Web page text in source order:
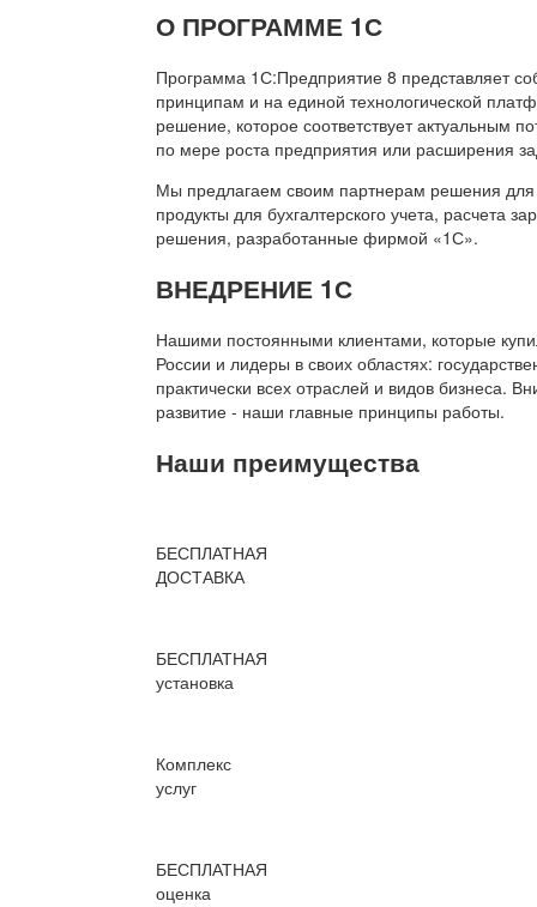
О ПРОГРАММЕ 1С
Программа 1С:Предприятие 8 представляет
принципам и на единой технологической
решение, которое соответствует актуальным
по мере роста предприятия или расширения
Мы предлагаем своим партнерам решения для
продукты для бухгалтерского учета, расчета
решения, разработанные фирмой «1С».
ВНЕДРЕНИЕ 1С
Нашими постоянными клиентами, которые
России и лидеры в своих областях:
практически всех отраслей и видов бизнеса.
развитие - наши главные принципы работы.
Наши преимущества
БЕСПЛАТНАЯ
ДОСТАВКА
БЕСПЛАТНАЯ
установка
Комплекс
услуг
БЕСПЛАТНАЯ
оценка